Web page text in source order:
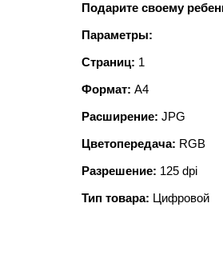
Подарите своему
Параметры:
Страниц: 1
Формат: А4
Расширение: JPG
Цветопередача: RGB
Разрешение: 125 dpi
Тип товара: Цифровой